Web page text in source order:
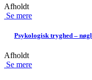
Afholdt
Se mere
Psykologisk tryghed –
Afholdt
Se mere